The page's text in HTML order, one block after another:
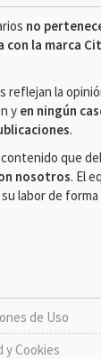
no
con la marca
reflejan la
y en ningún
.
que
nosotros. El
labor de
de Uso
y Cookies